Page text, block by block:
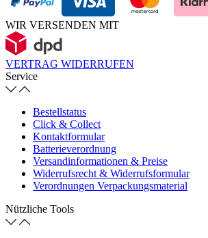
WIR VERSENDEN MIT
VERTRAG WIDERRUFEN
Service
Bestellstatus
Click & Collect
Kontaktformular
Batterieverordnung
Versandinformationen & Preise
Widerrufsrecht & Widerrufsformular
Verordnungen Verpackungsmaterial
Nützliche Tools